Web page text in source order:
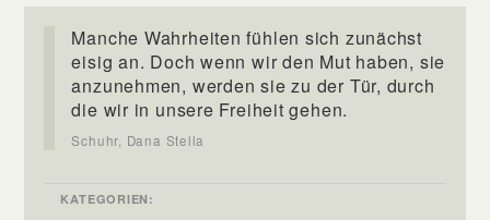
Manche Wahrheiten fühlen sich zunächst
eisig an. Doch wenn wir den Mut haben, sie
anzunehmen, werden sie zu der Tür, durch
die wir in unsere Freiheit gehen.
Schuhr, Dana Stella
KATEGORIEN: